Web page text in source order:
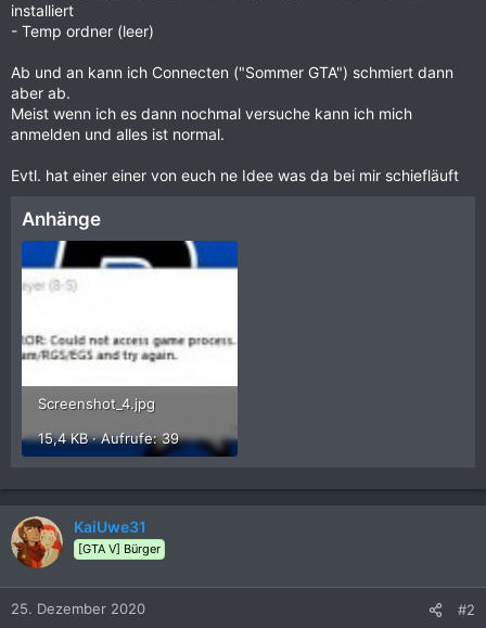
installiert
- Temp ordner (leer)
Ab und an kann ich Connecten ("Sommer GTA") schmiert dann
aber ab.
Meist wenn ich es dann nochmal versuche kann ich mich
anmelden und alles ist normal.
Evtl. hat einer einer von euch ne Idee was da bei mir schiefläuft
Anhänge
Screenshot_4.jpg
15,4 KB · Aufrufe: 39
KaiUwe31
[GTA V] Bürger
25. Dezember 2020 #2